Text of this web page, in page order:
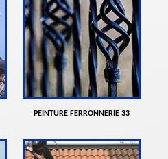
PEINTURE FERRONNERIE 33